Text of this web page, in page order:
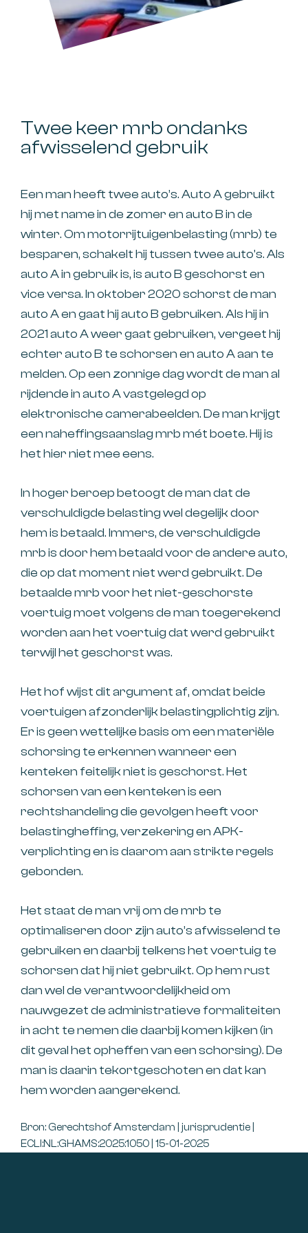
Twee keer mrb ondanks
afwisselend gebruik
Een man heeft twee auto’s. Auto A gebruikt
hij met name in de zomer en auto B in de
winter. Om motorrijtuigenbelasting (mrb) te
besparen, schakelt hij tussen twee auto's. Als
auto A in gebruik is, is auto B geschorst en
vice versa. In oktober 2020 schorst de man
auto A en gaat hij auto B gebruiken. Als hij in
2021 auto A weer gaat gebruiken, vergeet hij
echter auto B te schorsen en auto A aan te
melden. Op een zonnige dag wordt de man al
rijdende in auto A vastgelegd op
elektronische camerabeelden. De man krijgt
een naheffingsaanslag mrb mét boete. Hij is
het hier niet mee eens.
In hoger beroep betoogt de man dat de
verschuldigde belasting wel degelijk door
hem is betaald. Immers, de verschuldigde
mrb is door hem betaald voor de andere auto,
die op dat moment niet werd gebruikt. De
betaalde mrb voor het niet-geschorste
voertuig moet volgens de man toegerekend
worden aan het voertuig dat werd gebruikt
terwijl het geschorst was.
Het hof wijst dit argument af, omdat beide
voertuigen afzonderlijk belastingplichtig zijn.
Er is geen wettelijke basis om een materiële
schorsing te erkennen wanneer een
kenteken feitelijk niet is geschorst. Het
schorsen van een kenteken is een
rechtshandeling die gevolgen heeft voor
belastingheffing, verzekering en APK-
verplichting en is daarom aan strikte regels
gebonden.
Het staat de man vrij om de mrb te
optimaliseren door zijn auto’s afwisselend te
gebruiken en daarbij telkens het voertuig te
schorsen dat hij niet gebruikt. Op hem rust
dan wel de verantwoordelijkheid om
nauwgezet de administratieve formaliteiten
in acht te nemen die daarbij komen kijken (in
dit geval het opheffen van een schorsing). De
man is daarin tekortgeschoten en dat kan
hem worden aangerekend.
Bron: Gerechtshof Amsterdam | jurisprudentie |
ECLI:NL:GHAMS:2025:1050 | 15-01-2025